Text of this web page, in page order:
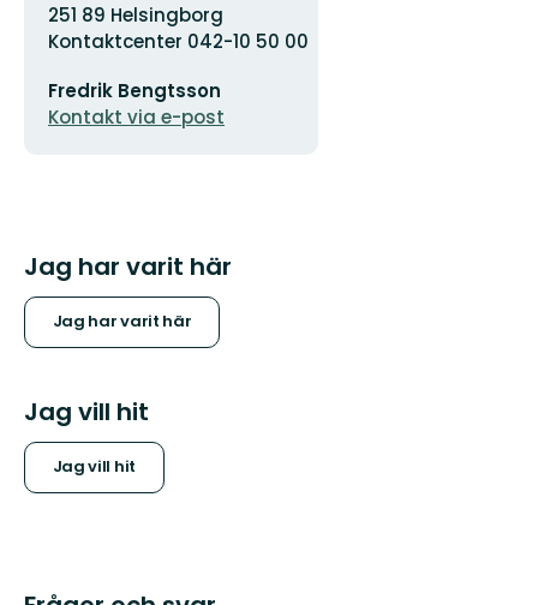
251 89 Helsingborg
Kontaktcenter 042-10 50 00
postadress
Fredrik Bengtsson
Kontakt via e-post
Jag har varit här
Jag har varit här
Jag vill hit
Jag vill hit